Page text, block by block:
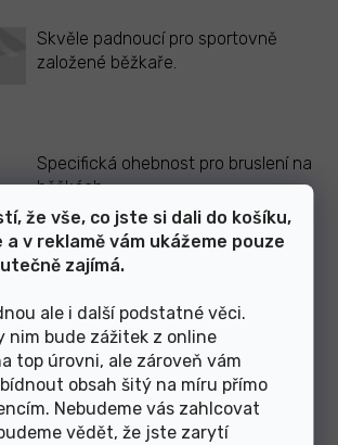
že vše, co jste si dali do košíku,
v reklamě vám ukážeme pouze
zajímá.
ale i další podstatné věci.
nim bude zážitek z online
top úrovni, ale zároveň vám
obsah šitý na míru přímo
Nebudeme vás zahlcovat
vědět, že jste zarytí
Skvěle padnoucí pro sportovně
založené běžkaře.
Specifická ohebnost pro bruslení na
běžkách
Tužší podrážka pro větší stabilitu a
přenos síly při bruslení na běžkách